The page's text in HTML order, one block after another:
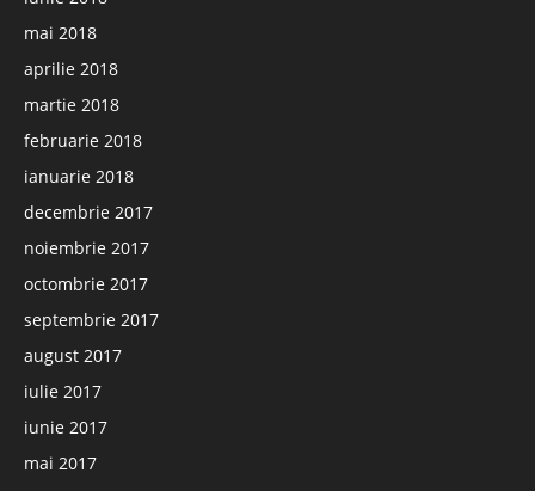
mai 2018
aprilie 2018
martie 2018
februarie 2018
ianuarie 2018
decembrie 2017
noiembrie 2017
octombrie 2017
septembrie 2017
august 2017
iulie 2017
iunie 2017
mai 2017